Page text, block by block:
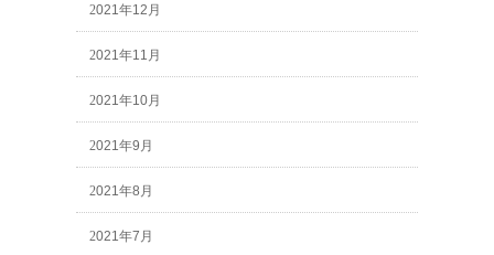
2021年12月
2021年11月
2021年10月
2021年9月
2021年8月
2021年7月